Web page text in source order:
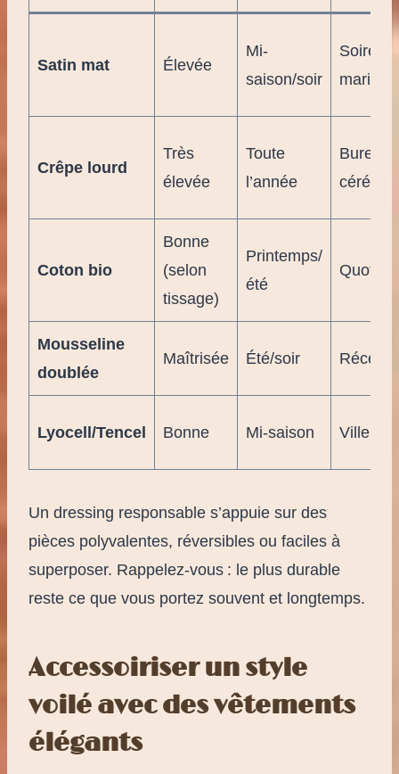
Satin mat Élevée
Mi-
saison/soir
Soirée,
mariage
Crêpe lourd
Très
élevée
Toute
l’année
Bureau,
Coton bio
Bonne
(selon
tissage)
Printemps/
été
Mousseline
doublée
Maîtrisée Été/soir
Lyocell/Tencel Bonne Mi-saison Ville
Un dressing responsable s’appuie sur des
pièces polyvalentes, réversibles ou faciles à
superposer. Rappelez-vous : le plus durable
reste ce que vous portez souvent et longtemps.
Accessoiriser un style
voilé avec des vêtements
élégants